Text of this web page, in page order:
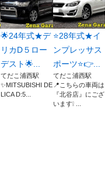
🌟24年式★デ
リカD５ロー
デスト🌟...
てだこ浦西駅
✨MITSUBISHI DE
LICA D:5...
⭐28年式★イ
ンプレッサス
ポーツ⭐👉...
てだこ浦西駅
📍こちらの車両は
『北谷店』にござ
います❕ ...